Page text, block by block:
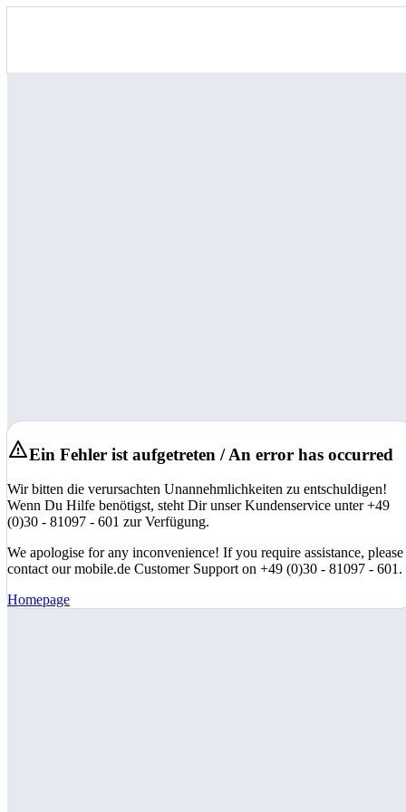
Ein Fehler ist aufgetreten / An error has occurred
Wir bitten die verursachten Unannehmlichkeiten zu entschuldigen!
Wenn Du Hilfe benötigst, steht Dir unser Kundenservice unter +49
(0)30 - 81097 - 601 zur Verfügung.
We apologise for any inconvenience! If you require assistance, please
contact our mobile.de Customer Support on +49 (0)30 - 81097 - 601.
Homepage